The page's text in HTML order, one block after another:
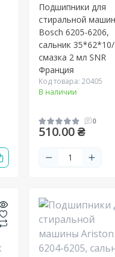
Подшипники для
стиральной
Bosch 6205-6206,
сальник
смазка 2 мл SNR
Франция
Код товара: 20405
В наличии
0
510.00 ₴